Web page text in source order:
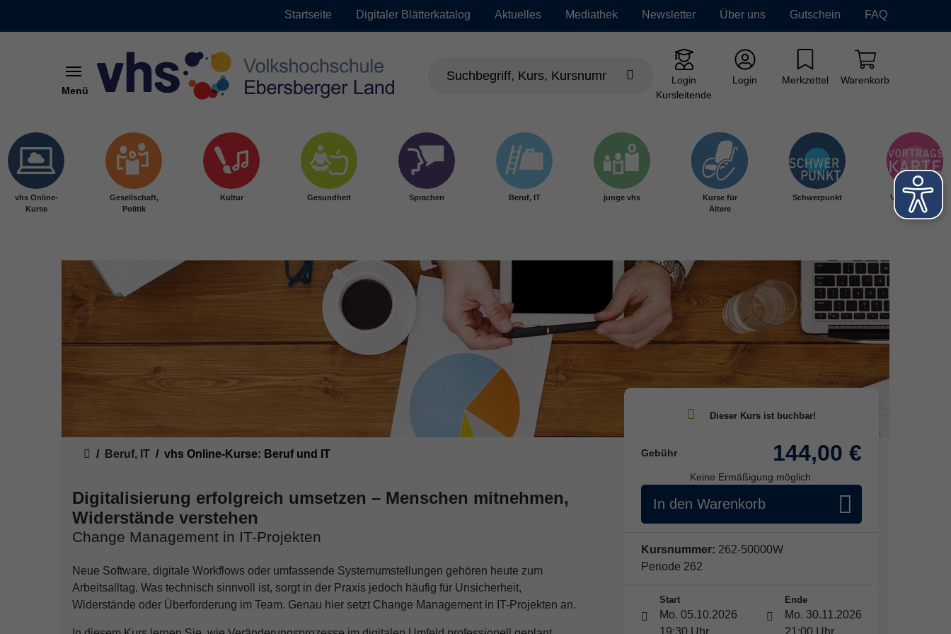
Startseite Digitaler Blätterkatalog Aktuelles Mediathek Newsletter Über uns Gutschein FAQ
Menü
Login
Kursleitende
Login Merkzettel Warenkorb
vhs Online-
Kurse
Gesellschaft,
Politik
Kultur Gesundheit Sprachen Beruf, IT junge vhs
Kurse für
Ältere
Schwerpunkt Vortragskarte
Beruf, IT vhs Online-Kurse: Beruf und IT
Digitalisierung erfolgreich umsetzen – Menschen mitnehmen,
Widerstände verstehen
Change Management in IT-Projekten
Neue Software, digitale Workflows oder umfassende Systemumstellungen gehören heute zum
Arbeitsalltag. Was technisch sinnvoll ist, sorgt in der Praxis jedoch häufig für Unsicherheit,
Widerstände oder Überforderung im Team. Genau hier setzt Change Management in IT-Projekten an.
Gebühr 144,00 €
Keine Ermäßigung möglich.
In den Warenkorb
Kursnummer: 262-50000W
Periode 262
Start
Mo. 05.10.2026
19:30 Uhr
Ende
Mo. 30.11.2026
21:00 Uhr